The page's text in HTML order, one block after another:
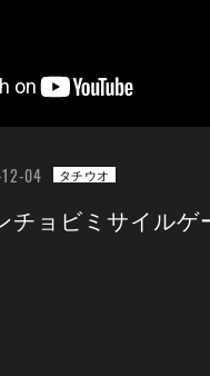
04 タチウオ
チョビミサイル